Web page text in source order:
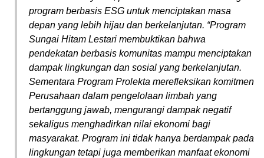
program berbasis ESG untuk menciptakan masa
depan yang lebih hijau dan berkelanjutan. “Program
Sungai Hitam Lestari membuktikan bahwa
pendekatan berbasis komunitas mampu menciptakan
dampak lingkungan dan sosial yang berkelanjutan.
Sementara Program Prolekta merefleksikan komitmen
Perusahaan dalam pengelolaan limbah yang
bertanggung jawab, mengurangi dampak negatif
sekaligus menghadirkan nilai ekonomi bagi
masyarakat. Program ini tidak hanya berdampak pada
lingkungan tetapi juga memberikan manfaat ekonomi